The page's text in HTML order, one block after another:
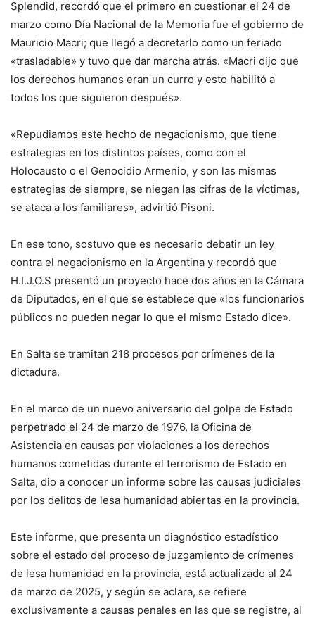
Splendid, recordó que el primero en cuestionar el 24 de
marzo como Día Nacional de la Memoria fue el gobierno de
Mauricio Macri; que llegó a decretarlo como un feriado
«trasladable» y tuvo que dar marcha atrás. «Macri dijo que
los derechos humanos eran un curro y esto habilitó a
todos los que siguieron después».
«Repudiamos este hecho de negacionismo, que tiene
estrategias en los distintos países, como con el
Holocausto o el Genocidio Armenio, y son las mismas
estrategias de siempre, se niegan las cifras de la víctimas,
se ataca a los familiares», advirtió Pisoni.
En ese tono, sostuvo que es necesario debatir un ley
contra el negacionismo en la Argentina y recordó que
H.I.J.O.S presentó un proyecto hace dos años en la Cámara
de Diputados, en el que se establece que «los funcionarios
públicos no pueden negar lo que el mismo Estado dice».
En Salta se tramitan 218 procesos por crímenes de la
dictadura.
En el marco de un nuevo aniversario del golpe de Estado
perpetrado el 24 de marzo de 1976, la Oficina de
Asistencia en causas por violaciones a los derechos
humanos cometidas durante el terrorismo de Estado en
Salta, dio a conocer un informe sobre las causas judiciales
por los delitos de lesa humanidad abiertas en la provincia.
Este informe, que presenta un diagnóstico estadístico
sobre el estado del proceso de juzgamiento de crímenes
de lesa humanidad en la provincia, está actualizado al 24
de marzo de 2025, y según se aclara, se refiere
exclusivamente a causas penales en las que se registre, al